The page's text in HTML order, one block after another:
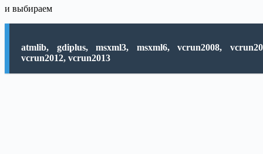
и выбираем
atmlib, gdiplus, msxml3, msxml6, vcrun2008,
vcrun2012, vcrun2013